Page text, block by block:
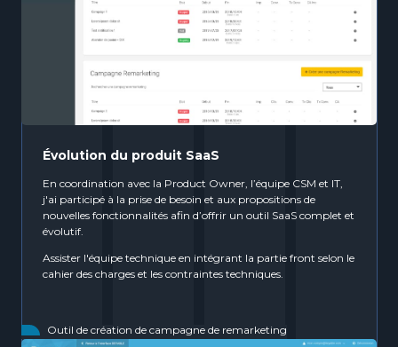
Évolution du produit SaaS
En coordination avec la Product Owner, l’équipe CSM et IT,
j'ai participé à la prise de besoin et aux propositions de
nouvelles fonctionnalités afin d’offrir un outil SaaS complet et
évolutif.
Assister l'équipe technique en intégrant la partie front selon le
cahier des charges et les contraintes techniques.
Outil de création de campagne de remarketing